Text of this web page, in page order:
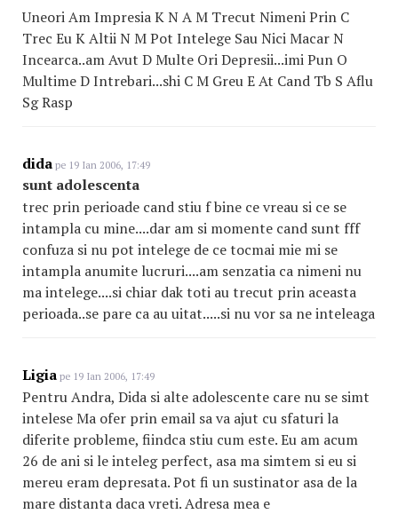
Uneori Am Impresia K N A M Trecut Nimeni Prin C
Trec Eu K Altii N M Pot Intelege Sau Nici Macar N
Incearca..am Avut D Multe Ori Depresii...imi Pun O
Multime D Intrebari...shi C M Greu E At Cand Tb S Aflu
Sg Rasp
dida pe 19 Ian 2006, 17:49
sunt adolescenta
trec prin perioade cand stiu f bine ce vreau si ce se
intampla cu mine....dar am si momente cand sunt fff
confuza si nu pot intelege de ce tocmai mie mi se
intampla anumite lucruri....am senzatia ca nimeni nu
ma intelege....si chiar dak toti au trecut prin aceasta
perioada..se pare ca au uitat.....si nu vor sa ne inteleaga
Ligia pe 19 Ian 2006, 17:49
Pentru Andra, Dida si alte adolescente care nu se simt
intelese Ma ofer prin email sa va ajut cu sfaturi la
diferite probleme, fiindca stiu cum este. Eu am acum
26 de ani si le inteleg perfect, asa ma simtem si eu si
mereu eram depresata. Pot fi un sustinator asa de la
mare distanta daca vreti. Adresa mea e